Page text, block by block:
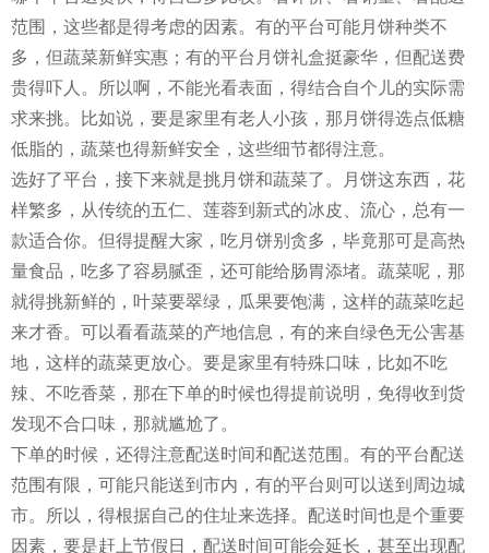
范围，这些都是得考虑的因素。有的平台可能月饼种类不
多，但蔬菜新鲜实惠；有的平台月饼礼盒挺豪华，但配送费
贵得吓人。所以啊，不能光看表面，得结合自个儿的实际需
求来挑。比如说，要是家里有老人小孩，那月饼得选点低糖
低脂的，蔬菜也得新鲜安全，这些细节都得注意。
选好了平台，接下来就是挑月饼和蔬菜了。月饼这东西，花
样繁多，从传统的五仁、莲蓉到新式的冰皮、流心，总有一
款适合你。但得提醒大家，吃月饼别贪多，毕竟那可是高热
量食品，吃多了容易腻歪，还可能给肠胃添堵。蔬菜呢，那
就得挑新鲜的，叶菜要翠绿，瓜果要饱满，这样的蔬菜吃起
来才香。可以看看蔬菜的产地信息，有的来自绿色无公害基
地，这样的蔬菜更放心。要是家里有特殊口味，比如不吃
辣、不吃香菜，那在下单的时候也得提前说明，免得收到货
发现不合口味，那就尴尬了。
下单的时候，还得注意配送时间和配送范围。有的平台配送
范围有限，可能只能送到市内，有的平台则可以送到周边城
市。所以，得根据自己的住址来选择。配送时间也是个重要
因素，要是赶上节假日，配送时间可能会延长，甚至出现配